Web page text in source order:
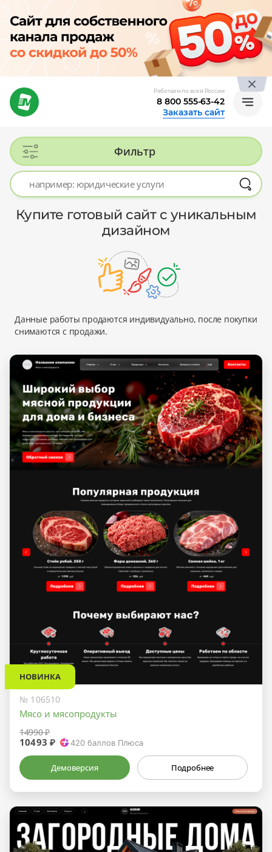
Работаем по всей России
8 800 555-63-42
Заказать сайт
Фильтр
Купите готовый сайт с уникальным
дизайном
Данные работы продаются индивидуально, после покупки
снимаются с продажи.
НОВИНКА
№ 106510
Мясо и мясопродукты
14990 ₽
10493 ₽ 420 баллов Плюса
Демоверсия Подробнее